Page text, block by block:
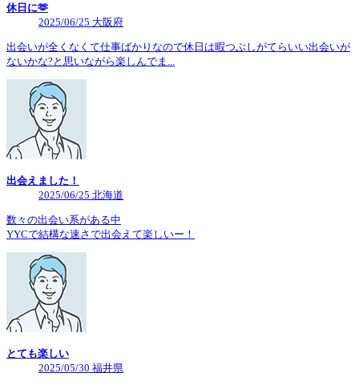
休日に🫶
2025/06/25 大阪府
出会いが全くなくて仕事ばかりなので休日は暇つぶしがてらいい出会いが
ないかな?と思いながら楽しんでま...
出会えました！
2025/06/25 北海道
数々の出会い系がある中
YYCで結構な速さで出会えて楽しいー！
とても楽しい
2025/05/30 福井県